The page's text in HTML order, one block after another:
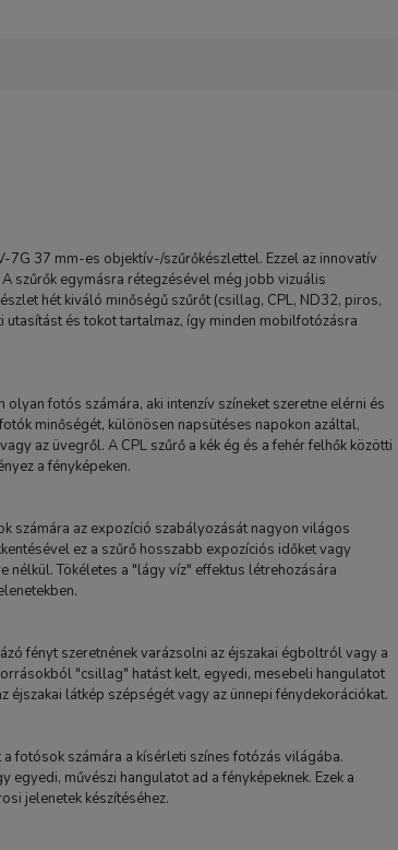
7G 37 mm-es objektív-/szűrőkészlettel. Ezzel az innovatív
szűrők egymásra rétegzésével még jobb vizuális
hét kiváló minőségű szűrőt (csillag, CPL, ND32, piros,
utasítást és tokot tartalmaz, így minden mobilfotózásra
fotós számára, aki intenzív színeket szeretne elérni és
minőségét, különösen napsütéses napokon azáltal,
az üvegről. A CPL szűrő a kék ég és a fehér felhők közötti
a fényképeken.
számára az expozíció szabályozását nagyon világos
ez a szűrő hosszabb expozíciós időket vagy
Tökéletes a "lágy víz" effektus létrehozására
fényt szeretnének varázsolni az éjszakai égboltról vagy a
"csillag" hatást kelt, egyedi, mesebeli hangulatot
éjszakai látkép szépségét vagy az ünnepi fénydekorációkat.
fotósok számára a kísérleti színes fotózás világába.
művészi hangulatot ad a fényképeknek. Ezek a
jelenetek készítéséhez.
PULUZ Insta360 GO 3
védőtok fehér (PU865W)
TERMÉK ADATLAP